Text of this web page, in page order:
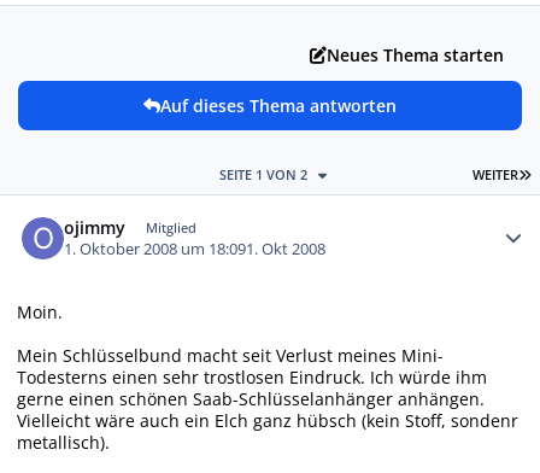
Neues Thema starten
Auf dieses Thema antworten
WEITER
SEITE 1 VON 2
ojimmy Mitglied
1. Oktober 2008 um 18:091. Okt 2008
Moin.
Mein Schlüsselbund macht seit Verlust meines Mini-
Todesterns einen sehr trostlosen Eindruck. Ich würde ihm
gerne einen schönen Saab-Schlüsselanhänger anhängen.
Vielleicht wäre auch ein Elch ganz hübsch (kein Stoff, sondenr
metallisch).